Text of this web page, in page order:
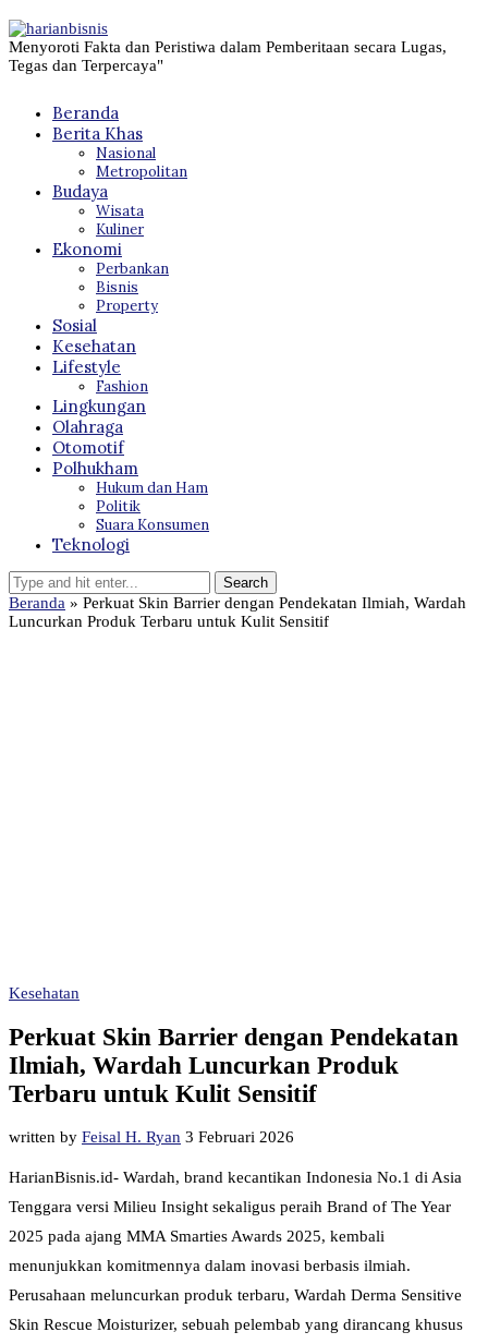
Menyoroti Fakta dan Peristiwa dalam Pemberitaan secara Lugas,
Tegas dan Terpercaya"
Beranda
Berita Khas
Nasional
Metropolitan
Budaya
Wisata
Kuliner
Ekonomi
Perbankan
Bisnis
Property
Sosial
Kesehatan
Lifestyle
Fashion
Lingkungan
Olahraga
Otomotif
Polhukham
Hukum dan Ham
Politik
Suara Konsumen
Teknologi
Beranda » Perkuat Skin Barrier dengan Pendekatan Ilmiah, Wardah
Luncurkan Produk Terbaru untuk Kulit Sensitif
Kesehatan
Perkuat Skin Barrier dengan Pendekatan
Ilmiah, Wardah Luncurkan Produk
Terbaru untuk Kulit Sensitif
written by Feisal H. Ryan 3 Februari 2026
HarianBisnis.id- Wardah, brand kecantikan Indonesia No.1 di Asia
Tenggara versi Milieu Insight sekaligus peraih Brand of The Year
2025 pada ajang MMA Smarties Awards 2025, kembali
menunjukkan komitmennya dalam inovasi berbasis ilmiah.
Perusahaan meluncurkan produk terbaru, Wardah Derma Sensitive
Skin Rescue Moisturizer, sebuah pelembab yang dirancang khusus